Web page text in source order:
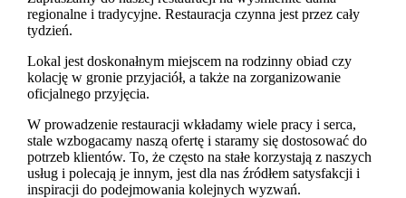
regionalne i tradycyjne. Restauracja czynna jest przez cały
tydzień.
Lokal jest doskonałnym miejscem na rodzinny obiad czy
kolację w gronie przyjaciół, a także na zorganizowanie
oficjalnego przyjęcia.
W prowadzenie restauracji wkładamy wiele pracy i serca,
stale wzbogacamy naszą ofertę i staramy się dostosować do
potrzeb klientów. To, że często na stałe korzystają z naszych
usług i polecają je innym, jest dla nas źródłem satysfakcji i
inspiracji do podejmowania kolejnych wyzwań.